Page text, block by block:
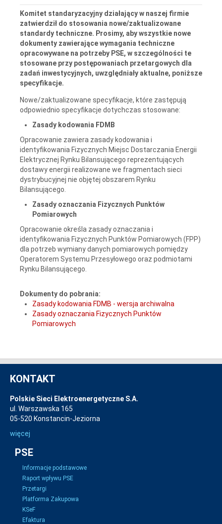
Komitet standaryzacyjny działający w naszej firmie
zatwierdził do stosowania nowe/zaktualizowane
standardy techniczne. Prosimy, aby wszystkie nowe
dokumenty zawierające wymagania techniczne
opracowywane na potrzeby PSE, w szczególności te
stosowane przy postępowaniach przetargowych dla
zadań inwestycyjnych, uwzględniały aktualne, poniższe
specyfikacje.
Nowe/zaktualizowane specyfikacje, które zastępują
odpowiednio specyfikacje dotychczas stosowane:
Zasady kodowania FDMB
Opracowanie zawiera zasady kodowania i
identyfikowania Fizycznych Miejsc Dostarczania Energii
Elektrycznej Rynku Bilansującego reprezentujących
dostawy energii realizowane we fragmentach sieci
dystrybucyjnej nie objętej obszarem Rynku
Bilansującego.
Zasady oznaczania Fizycznych Punktów
Pomiarowych
Opracowanie określa zasady oznaczania i
identyfikowania Fizycznych Punktów Pomiarowych (FPP)
dla potrzeb wymiany danych pomiarowych pomiędzy
Operatorem Systemu Przesyłowego oraz podmiotami
Rynku Bilansującego.
Dokumenty do pobrania:
Zasady kodowania FDMB - wersja archiwalna
Zasady oznaczania Fizycznych Punktów
Pomiarowych
KONTAKT
Polskie Sieci Elektroenergetyczne S.A.
ul. Warszawska 165
05-520 Konstancin-Jeziorna
więcej
PSE
Informacje podstawowe
Raport wpływu PSE
Przetargi
Platforma Zakupowa
KSeF
Efaktura